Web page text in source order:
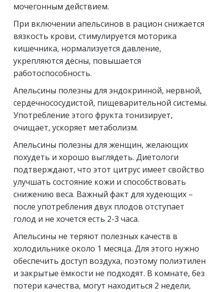
мочегонным действием.
При включении апельсинов в рацион снижается
вязкость крови, стимулируется моторика
кишечника, нормализуется давление,
укрепляются дёсны, повышается
работоспособность.
Апельсины полезны для эндокринной, нервной,
сердечнососудистой, пищеварительной системы.
Употребление этого фрукта тонизирует,
очищает, ускоряет метаболизм.
Апельсины полезны для женщин, желающих
похудеть и хорошо выглядеть. Диетологи
подтверждают, что этот цитрус имеет свойство
улучшать состояние кожи и способствовать
снижению веса. Важный факт для худеющих –
после употребления двух плодов отступает
голод и не хочется есть 2-3 часа.
Апельсины не теряют полезных качеств в
холодильнике около 1 месяца. Для этого нужно
обеспечить доступ воздуха, поэтому полиэтилен
и закрытые ёмкости не подходят. В комнате, без
потери качества, могут находиться 2 недели,